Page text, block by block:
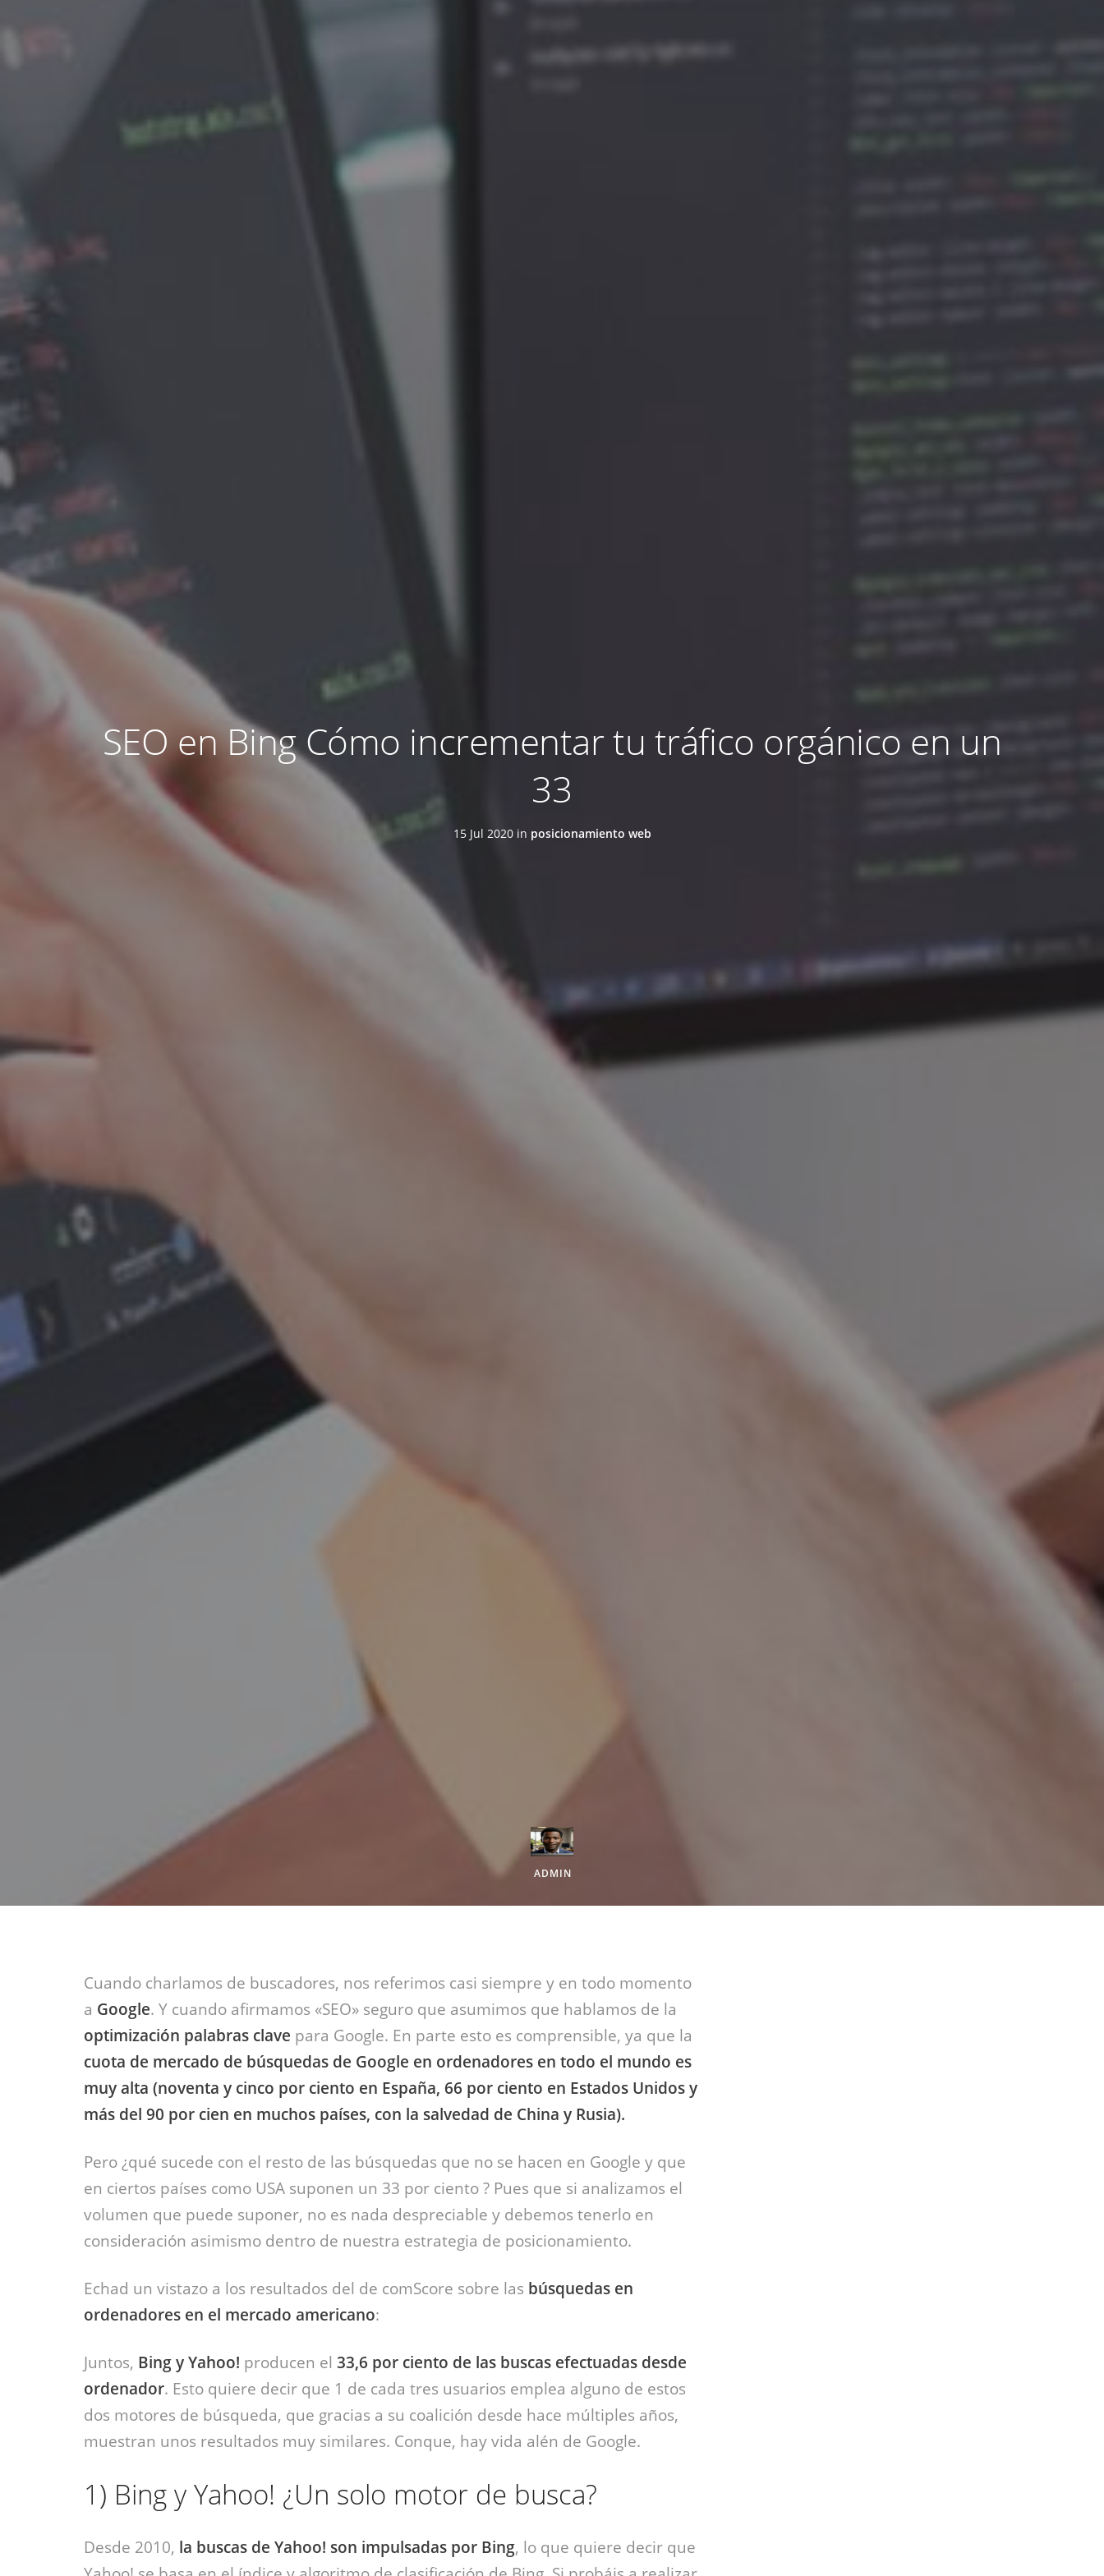
SEO en Bing Cómo incrementar tu tráfico orgánico en un
33
15 Jul 2020 in posicionamiento web
ADMIN
Cuando charlamos de buscadores, nos referimos casi siempre y en todo momento
a Google. Y cuando afirmamos «SEO» seguro que asumimos que hablamos de la
optimización palabras clave para Google. En parte esto es comprensible, ya que la
cuota de mercado de búsquedas de Google en ordenadores en todo el mundo es
muy alta (noventa y cinco por ciento en España, 66 por ciento en Estados Unidos y
más del 90 por cien en muchos países, con la salvedad de China y Rusia).
Pero ¿qué sucede con el resto de las búsquedas que no se hacen en Google y que
en ciertos países como USA suponen un 33 por ciento ? Pues que si analizamos el
volumen que puede suponer, no es nada despreciable y debemos tenerlo en
consideración asimismo dentro de nuestra estrategia de posicionamiento.
Echad un vistazo a los resultados del de comScore sobre las búsquedas en
ordenadores en el mercado americano:
Juntos, Bing y Yahoo! producen el 33,6 por ciento de las buscas efectuadas desde
ordenador. Esto quiere decir que 1 de cada tres usuarios emplea alguno de estos
dos motores de búsqueda, que gracias a su coalición desde hace múltiples años,
muestran unos resultados muy similares. Conque, hay vida alén de Google.
1) Bing y Yahoo! ¿Un solo motor de busca?
Desde 2010, la buscas de Yahoo! son impulsadas por Bing, lo que quiere decir que